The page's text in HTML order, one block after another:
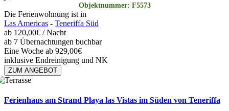
Objektnummer: F5573
Die Ferienwohnung ist in
Las Americas - Teneriffa Süd
ab 120,00€ / Nacht
ab 7 Übernachtungen buchbar
Eine Woche ab 929,00€
inklusive Endreinigung und NK
ZUM ANGEBOT
Ferienhaus am Strand Playa las Vistas im Süden von Teneriffa